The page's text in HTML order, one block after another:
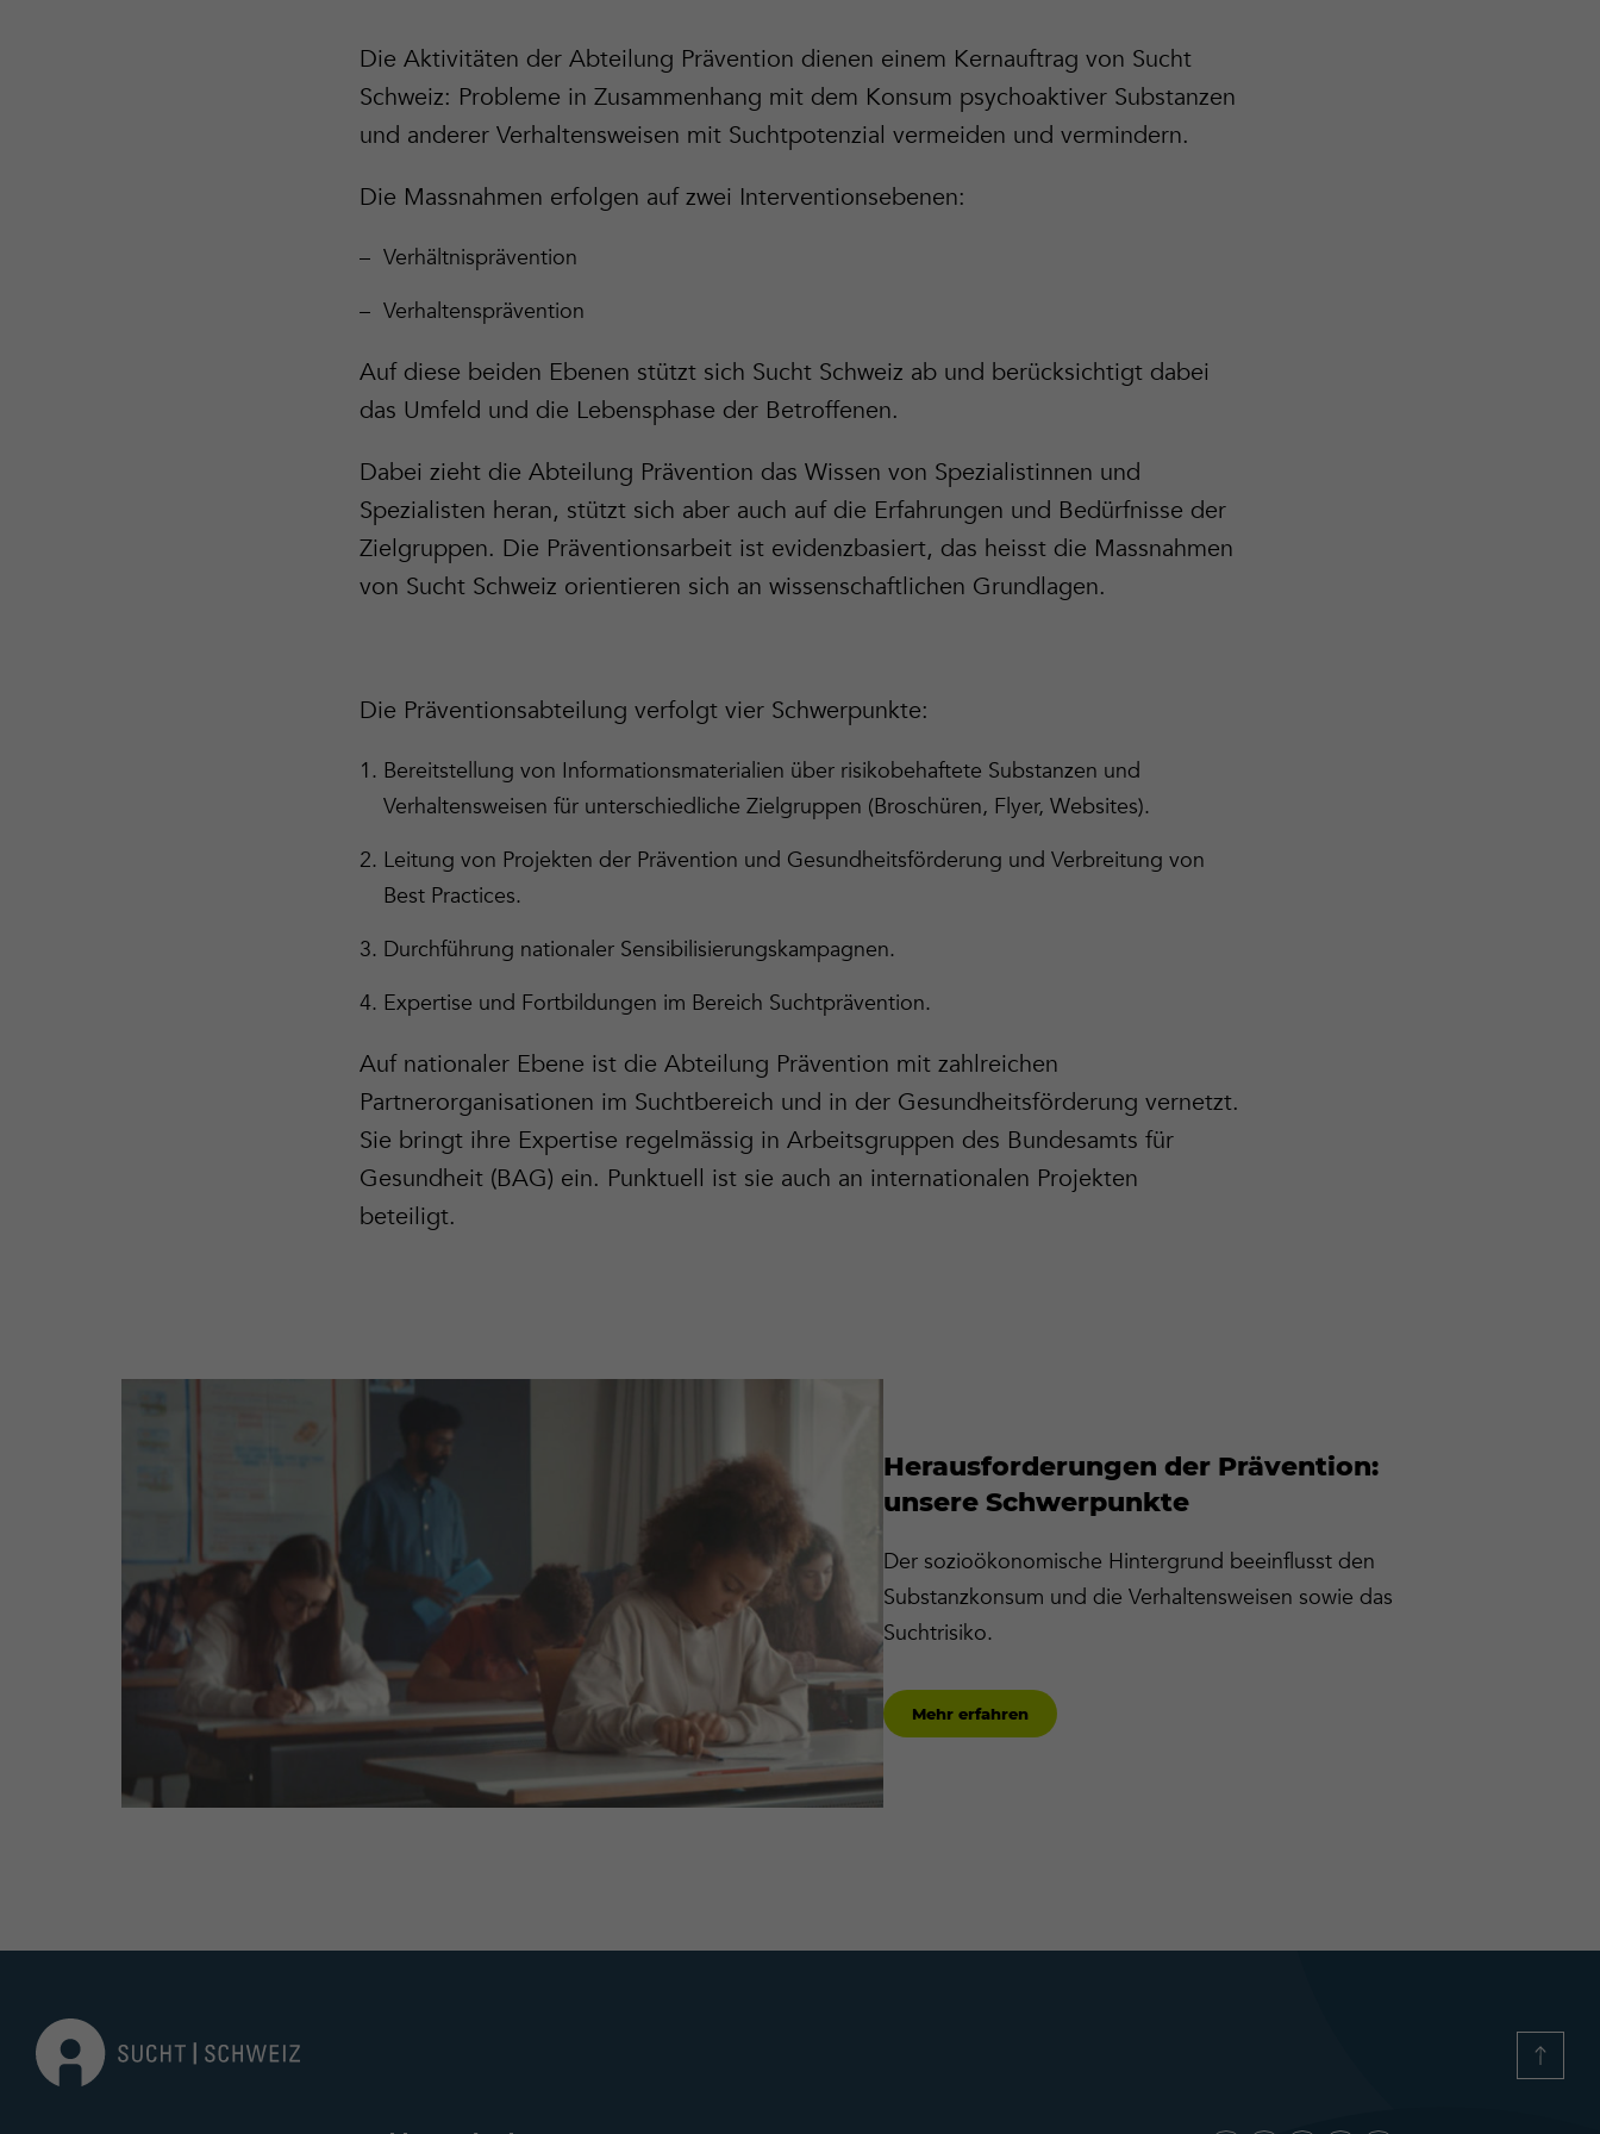
Die Aktivitäten der Abteilung Prävention dienen einem Kernauftrag von Sucht
Schweiz: Probleme in Zusammenhang mit dem Konsum psychoaktiver Substanzen
und anderer Verhaltensweisen mit Suchtpotenzial vermeiden und vermindern.
Die Massnahmen erfolgen auf zwei Interventionsebenen:
Verhältnisprävention
Verhaltensprävention
Auf diese beiden Ebenen stützt sich Sucht Schweiz ab und berücksichtigt dabei
das Umfeld und die Lebensphase der Betroffenen.
Dabei zieht die Abteilung Prävention das Wissen von Spezialistinnen und
Spezialisten heran, stützt sich aber auch auf die Erfahrungen und Bedürfnisse der
Zielgruppen. Die Präventionsarbeit ist evidenzbasiert, das heisst die Massnahmen
von Sucht Schweiz orientieren sich an wissenschaftlichen Grundlagen.
Die Präventionsabteilung verfolgt vier Schwerpunkte:
Bereitstellung von Informationsmaterialien über risikobehaftete Substanzen und
Verhaltensweisen für unterschiedliche Zielgruppen (Broschüren, Flyer, Websites).
Leitung von Projekten der Prävention und Gesundheitsförderung und Verbreitung von
Best Practices.
Durchführung nationaler Sensibilisierungskampagnen.
Expertise und Fortbildungen im Bereich Suchtprävention.
Auf nationaler Ebene ist die Abteilung Prävention mit zahlreichen
Partnerorganisationen im Suchtbereich und in der Gesundheitsförderung vernetzt.
Sie bringt ihre Expertise regelmässig in Arbeitsgruppen des Bundesamts für
Gesundheit (BAG) ein. Punktuell ist sie auch an internationalen Projekten
beteiligt.
erfahren
Herausforderungen der Prävention:
unsere Schwerpunkte
Der sozioökonomische Hintergrund beeinflusst den
Substanzkonsum und die Verhaltensweisen sowie das
Suchtrisiko.
Mehr erfahren